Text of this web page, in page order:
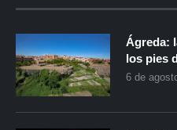
Ágreda:
los pies
6 de